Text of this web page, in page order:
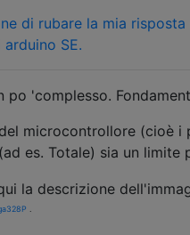
di rubare la mia
SE.
po 'complesso.
microcontrollore (cioè
es. Totale) sia un limite
.